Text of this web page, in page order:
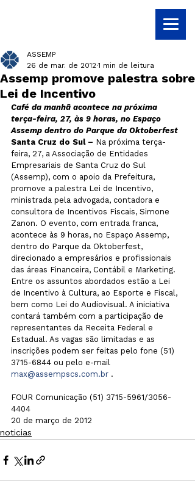
Assemp promove palestra sobre
Lei de Incentivo
ASSEMP
26 de mar. de 2012 1 min de leitura
Café da manhã acontece na próxima
terça-feira, 27, às 9 horas, no Espaço
Assemp dentro do Parque da Oktoberfest
Santa Cruz do Sul – Na próxima terça-
feira, 27, a Associação de Entidades
Empresariais de Santa Cruz do Sul
(Assemp), com o apoio da Prefeitura,
promove a palestra Lei de Incentivo,
ministrada pela advogada, contadora e
consultora de Incentivos Fiscais, Simone
Zanon. O evento, com entrada franca,
acontece às 9 horas, no Espaço Assemp,
dentro do Parque da Oktoberfest,
direcionado a empresários e profissionais
das áreas Financeira, Contábil e Marketing.
Entre os assuntos abordados estão a Lei
de Incentivo à Cultura, ao Esporte e Fiscal,
bem como Lei do Audiovisual. A iniciativa
contará também com a participação de
representantes da Receita Federal e
Estadual. As vagas são limitadas e as
inscrições podem ser feitas pelo fone (51)
3715-6844 ou pelo e-mail
max@assempscs.com.br .
FOUR Comunicação (51) 3715-5961/3056-
4404
20 de março de 2012
noticias